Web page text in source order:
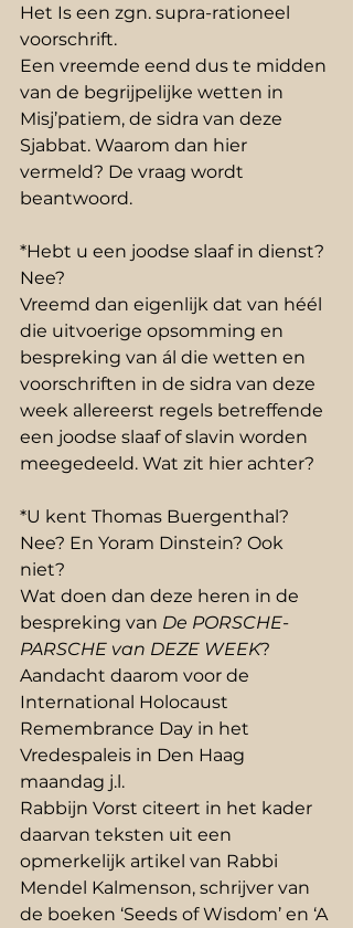
Het Is een zgn. supra-rationeel
voorschrift.
Een vreemde eend dus te midden
van de begrijpelijke wetten in
Misj’patiem, de sidra van deze
Sjabbat. Waarom dan hier
vermeld? De vraag wordt
beantwoord.
*Hebt u een joodse slaaf in dienst?
Nee?
Vreemd dan eigenlijk dat van héél
die uitvoerige opsomming en
bespreking van ál die wetten en
voorschriften in de sidra van deze
week allereerst regels betreffende
een joodse slaaf of slavin worden
meegedeeld. Wat zit hier achter?
*U kent Thomas Buergenthal?
Nee? En Yoram Dinstein? Ook
niet?
Wat doen dan deze heren in de
bespreking van De PORSCHE-
PARSCHE van DEZE WEEK?
Aandacht daarom voor de
International Holocaust
Remembrance Day in het
Vredespaleis in Den Haag
maandag j.l.
Rabbijn Vorst citeert in het kader
daarvan teksten uit een
opmerkelijk artikel van Rabbi
Mendel Kalmenson, schrijver van
de boeken ‘Seeds of Wisdom’ en ‘A